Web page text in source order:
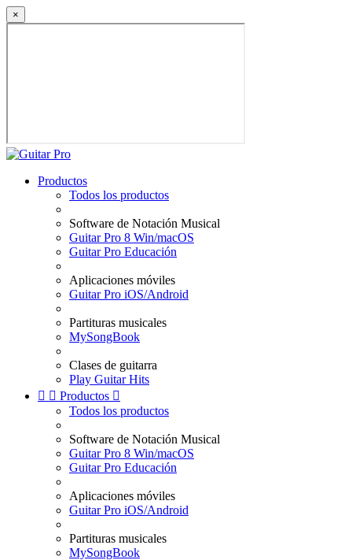
×
Productos
Todos los productos
Software de Notación Musical
Guitar Pro 8 Win/macOS
Guitar Pro Educación
Aplicaciones móviles
Guitar Pro iOS/Android
Partituras musicales
MySongBook
Clases de guitarra
Play Guitar Hits
  Productos 
Todos los productos
Software de Notación Musical
Guitar Pro 8 Win/macOS
Guitar Pro Educación
Aplicaciones móviles
Guitar Pro iOS/Android
Partituras musicales
MySongBook